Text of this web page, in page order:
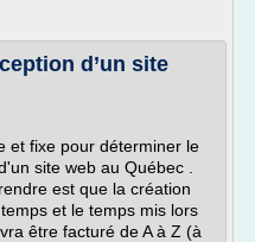
d’un site
et fixe pour déterminer le
site web au Québec .
est que la création
et le temps mis lors
être facturé de A à Z (à